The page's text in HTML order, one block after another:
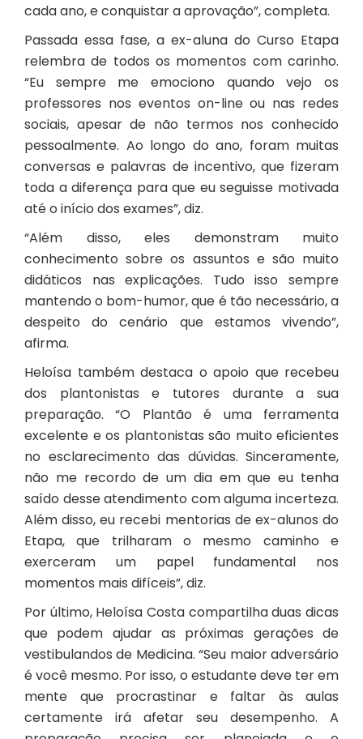
cada ano, e conquistar a aprovação”, completa.
Passada essa fase, a ex-aluna do Curso Etapa
relembra de todos os momentos com carinho.
“Eu sempre me emociono quando vejo os
professores nos eventos on-line ou nas redes
sociais, apesar de não termos nos conhecido
pessoalmente. Ao longo do ano, foram muitas
conversas e palavras de incentivo, que fizeram
toda a diferença para que eu seguisse motivada
até o início dos exames”, diz.
“Além disso, eles demonstram muito
conhecimento sobre os assuntos e são muito
didáticos nas explicações. Tudo isso sempre
mantendo o bom-humor, que é tão necessário, a
despeito do cenário que estamos vivendo”,
afirma.
Heloísa também destaca o apoio que recebeu
dos plantonistas e tutores durante a sua
preparação. “O Plantão é uma ferramenta
excelente e os plantonistas são muito eficientes
no esclarecimento das dúvidas. Sinceramente,
não me recordo de um dia em que eu tenha
saído desse atendimento com alguma incerteza.
Além disso, eu recebi mentorias de ex-alunos do
Etapa, que trilharam o mesmo caminho e
exerceram um papel fundamental nos
momentos mais difíceis”, diz.
Por último, Heloísa Costa compartilha duas dicas
que podem ajudar as próximas gerações de
vestibulandos de Medicina. “Seu maior adversário
é você mesmo. Por isso, o estudante deve ter em
mente que procrastinar e faltar às aulas
certamente irá afetar seu desempenho. A